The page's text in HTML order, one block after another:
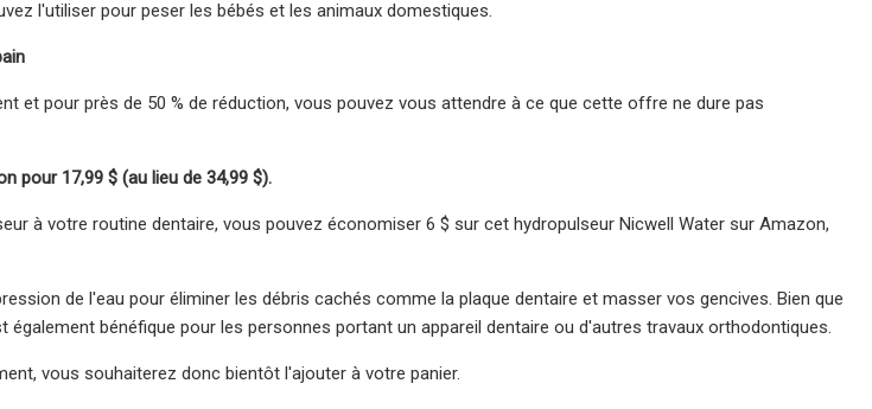
l'utiliser pour peser les bébés et les animaux domestiques.
et pour près de 50 % de réduction, vous pouvez vous attendre à ce que cette offre ne dure pas
pour 17,99 $ (au lieu de 34,99 $).
à votre routine dentaire, vous pouvez économiser 6 $ sur cet hydropulseur Nicwell Water sur Amazon,
de l'eau pour éliminer les débris cachés comme la plaque dentaire et masser vos gencives. Bien que
bénéfique pour les personnes portant un appareil dentaire ou d'autres travaux orthodontiques.
vous souhaiterez donc bientôt l'ajouter à votre panier.